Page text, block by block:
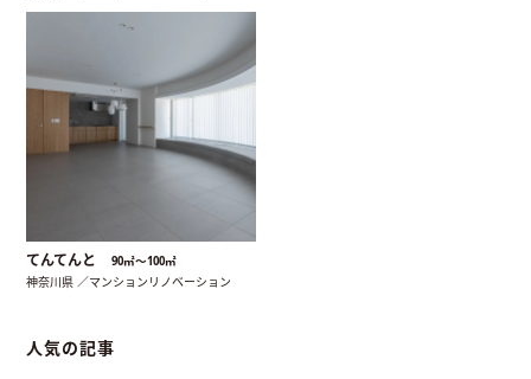
てんてんと 90㎡〜100㎡
神奈川県 ／マンションリノベーション
人気の記事